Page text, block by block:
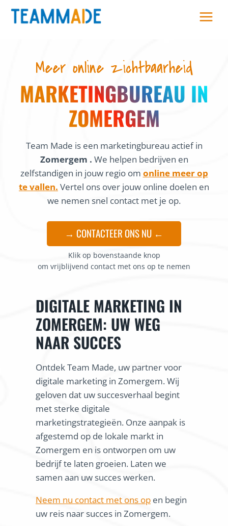
Skip
Meer online zichtbaarheid
MARKETINGBUREAU IN
ZOMERGEM
Team Made is een marketingbureau actief in
Zomergem . We helpen bedrijven en
zelfstandigen in jouw regio om online meer op
te vallen. Vertel ons over jouw online doelen en
we nemen snel contact met je op.
→ CONTACTEER ONS NU ←
Klik op bovenstaande knop
om vrijblijvend contact met ons op te nemen
DIGITALE MARKETING IN
ZOMERGEM: UW WEG
NAAR SUCCES
Ontdek Team Made, uw partner voor
digitale marketing in Zomergem. Wij
geloven dat uw succesverhaal begint
met sterke digitale
marketingstrategieën. Onze aanpak is
afgestemd op de lokale markt in
Zomergem en is ontworpen om uw
bedrijf te laten groeien. Laten we
samen aan uw succes werken.
Neem nu contact met ons op en begin
uw reis naar succes in Zomergem.